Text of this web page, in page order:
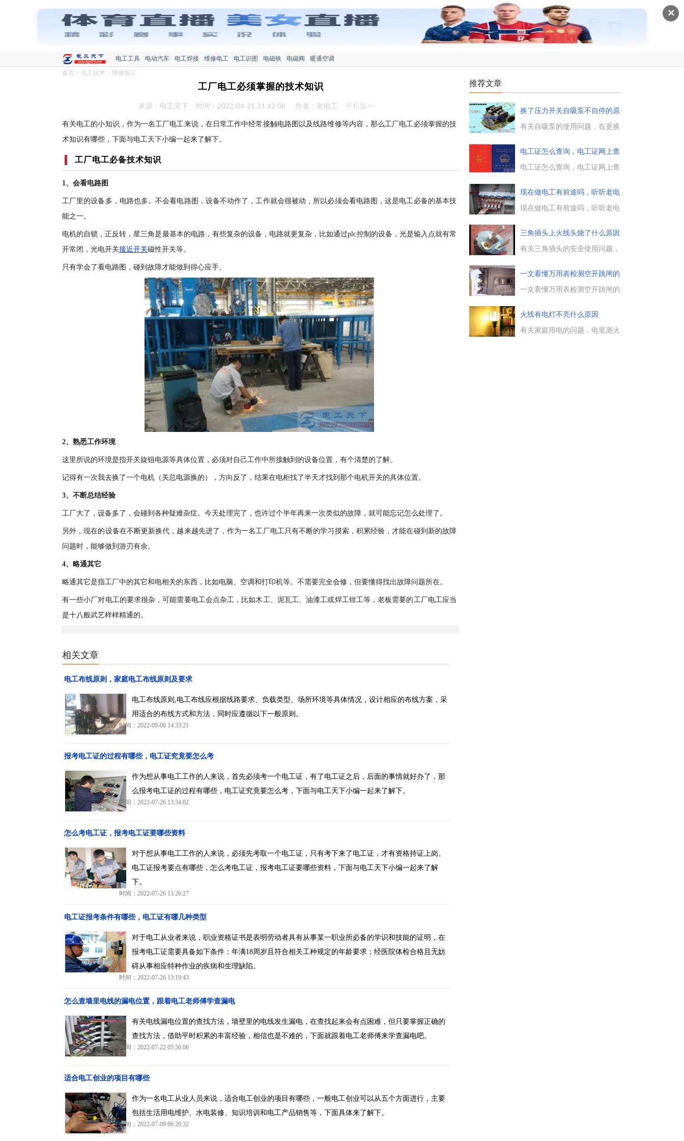
✕
电工工具 电动汽车 电工焊接 维修电工 电工识图 电磁铁 电磁阀
暖通空调
首页 > 电工技术 > 维修电工
工厂电工必须掌握的技术知识
来源：电工天下 时间：2022-04-21 21:42:06 作者：老电工 手机版>>
有关电工的小知识，作为一名工厂电工来说，在日常工作中经常接触电路图以及线路维修等内容，那么工厂电工必须掌握的技
术知识有哪些，下面与电工天下小编一起来了解下。
工厂电工必备技术知识
1、会看电路图
工厂里的设备多，电路也多。不会看电路图，设备不动作了，工作就会很被动，所以必须会看电路图，这是电工必备的基本技
能之一。
电机的自锁，正反转，星三角是最基本的电路，有些复杂的设备，电路就更复杂，比如通过plc控制的设备，光是输入点就有常
开常闭，光电开关接近开关磁性开关等。
只有学会了看电路图，碰到故障才能做到得心应手。
2、熟悉工作环境
这里所说的环境是指开关旋钮电源等具体位置，必须对自己工作中所接触到的设备位置，有个清楚的了解。
记得有一次我去换了一个电机（关总电源换的），方向反了，结果在电柜找了半天才找到那个电机开关的具体位置。
3、不断总结经验
工厂大了，设备多了，会碰到各种疑难杂症。今天处理完了，也许过个半年再来一次类似的故障，就可能忘记怎么处理了。
另外，现在的设备在不断更新换代，越来越先进了，作为一名工厂电工只有不断的学习摸索，积累经验，才能在碰到新的故障
问题时，能够做到游刃有余。
4、略通其它
略通其它是指工厂中的其它和电相关的东西，比如电脑、空调和打印机等。不需要完全会修，但要懂得找出故障问题所在。
有一些小厂对电工的要求很杂，可能需要电工会点杂工，比如木工、泥瓦工、油漆工或焊工钳工等，老板需要的工厂电工应当
是十八般武艺样样精通的。
相关文章
电工布线原则，家庭电工布线原则及要求
电工布线原则,电工布线应根据线路要求、负载类型、场所环境等具体情况，设计相应的布线方案，采
用适合的布线方式和方法，同时应遵循以下一般原则。
时间：2022-09-08 14:33:21
报考电工证的过程有哪些，电工证究竟要怎么考
作为想从事电工工作的人来说，首先必须考一个电工证，有了电工证之后，后面的事情就好办了，那
么报考电工证的过程有哪些，电工证究竟要怎么考，下面与电工天下小编一起来了解下。
时间：2022-07-26 13:34:02
怎么考电工证，报考电工证要哪些资料
对于想从事电工工作的人来说，必须先考取一个电工证，只有考下来了电工证，才有资格持证上岗。
电工证报考要点有哪些，怎么考电工证，报考电工证要哪些资料，下面与电工天下小编一起来了解
下。
时间：2022-07-26 13:26:27
电工证报考条件有哪些，电工证有哪几种类型
对于电工从业者来说，职业资格证书是表明劳动者具有从事某一职业所必备的学识和技能的证明，在
报考电工证需要具备如下条件：年满18周岁且符合相关工种规定的年龄要求；经医院体检合格且无妨
碍从事相应特种作业的疾病和生理缺陷。
时间：2022-07-26 13:19:43
怎么查墙里电线的漏电位置，跟着电工老师傅学查漏电
有关电线漏电位置的查找方法，墙壁里的电线发生漏电，在查找起来会有点困难，但只要掌握正确的
查找方法，借助平时积累的丰富经验，相信也是不难的，下面就跟着电工老师傅来学查漏电吧。
时间：2022-07-22 05:56:06
适合电工创业的项目有哪些
作为一名电工从业人员来说，适合电工创业的项目有哪些，一般电工创业可以从五个方面进行，主要
包括生活用电维护、水电装修、知识培训和电工产品销售等，下面具体来了解下。
时间：2022-07-09 06:20:32
推荐文章
换了压力开关自吸泵不自停的原
因
有关自吸泵的使用问题，在更换
自停的问题，这是什么原因引起
的，是接触器烧坏的原因，还是
安装位置与接线的问题，一起来
电工证怎么查询，电工证网上查
询地
电工证怎么查询，电工证网上查
知识，电工证考试完成后，如何
查询电工证考试结果，作为电工
用人单位来讲，如何进行电工证
现在做电工有前途吗，听听老电
工的
现在做电工有前途吗，听听老电
考个电工证吧，然后跟着电工师
傅入行不可以了。首先是人生定
位，如果要作为一个技能来作为
考核并拿到证，这个都不难。...
三角插头上火线头烧了什么原因
有关三角插头的安全使用问题，
么三角插头上火线头烧了，这是
什么原因引起的，下面电工天下
小编带大家来了解下三角插头上
一文看懂万用表检测空开跳闸的
一文看懂万用表检测空开跳闸的
有三种，一是短路，二是过载，
三是误动作。短路不用测量，有
明显的声光电现象，一般是排除
火线有电灯不亮什么原因
有关家庭用电的问题，电笔测火